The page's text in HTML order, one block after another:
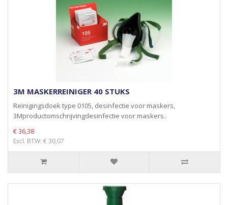
3M MASKERREINIGER 40 STUKS
Reinigingsdoek type 0105, desinfectie voor maskers,
3Mproductomschrijvingdesinfectie voor maskers..
€ 36,38
Excl. BTW: € 30,07